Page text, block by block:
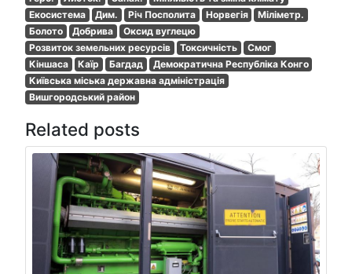
Екосистема
Дим. Річ Посполита Норвегія
Міліметр.
Болото
Добрива
Оксид вуглецю
Розвиток земельних ресурсів
Токсичність
Смог
Кіншаса
Каїр Багдад
Демократична Республіка Конго
Київська міська державна адміністрація
Вишгородський район
Related posts